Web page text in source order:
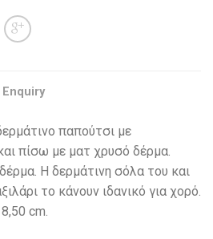
παπούτσι με
πίσω με ματ χρυσό δέρμα.
Η δερμάτινη σόλα του και
το κάνουν ιδανικό για χορό.
cm.